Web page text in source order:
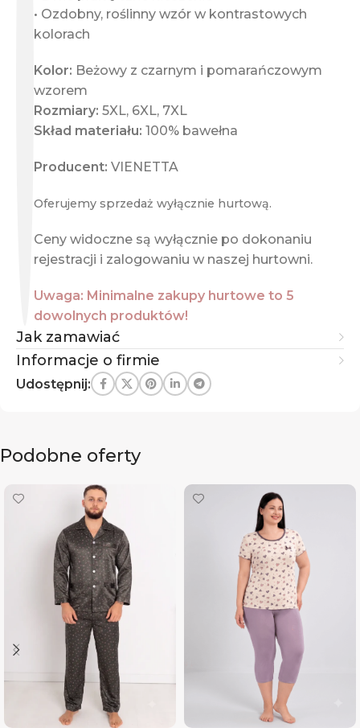
• Ozdobny, roślinny wzór w kontrastowych
kolorach
Kolor: Beżowy z czarnym i pomarańczowym
wzorem
Rozmiary: 5XL, 6XL, 7XL
Skład materiału: 100% bawełna
Producent: VIENETTA
Oferujemy sprzedaż wyłącznie hurtową.
Ceny widoczne są wyłącznie po dokonaniu
rejestracji i zalogowaniu w naszej hurtowni.
Uwaga: Minimalne zakupy hurtowe to 5
dowolnych produktów!
Jak zamawiać
Informacje o firmie
Udostępnij:
Podobne oferty